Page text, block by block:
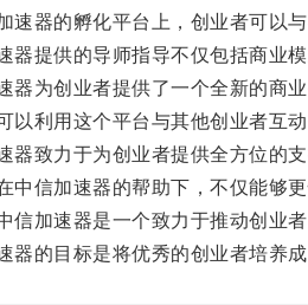
器的孵化平台上，创业者可以与
提供的导师指导不仅包括商业模
为创业者提供了一个全新的商业
利用这个平台与其他创业者互动
致力于为创业者提供全方位的支
信加速器的帮助下，不仅能够更
加速器是一个致力于推动创业者
的目标是将优秀的创业者培养成